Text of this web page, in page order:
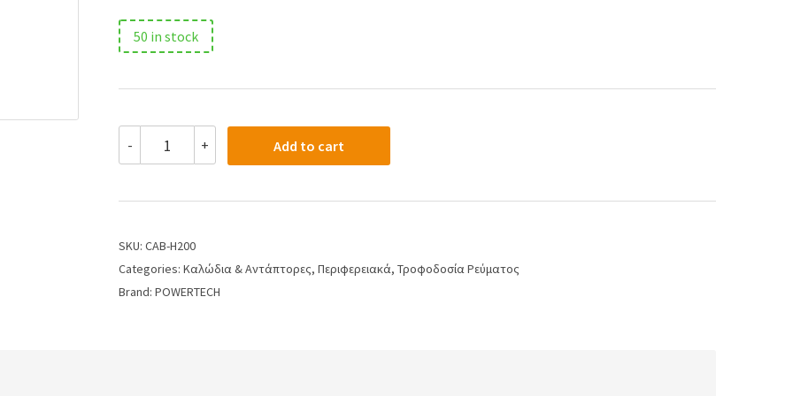
50 in stock
- + Add to cart
SKU: CAB-H200
Categories: Καλώδια & Αντάπτορες, Περιφερειακά, Τροφοδοσία Ρεύματος
Brand: POWERTECH